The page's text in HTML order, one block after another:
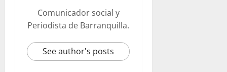
Comunicador social y
Periodista de Barranquilla.
See author's posts